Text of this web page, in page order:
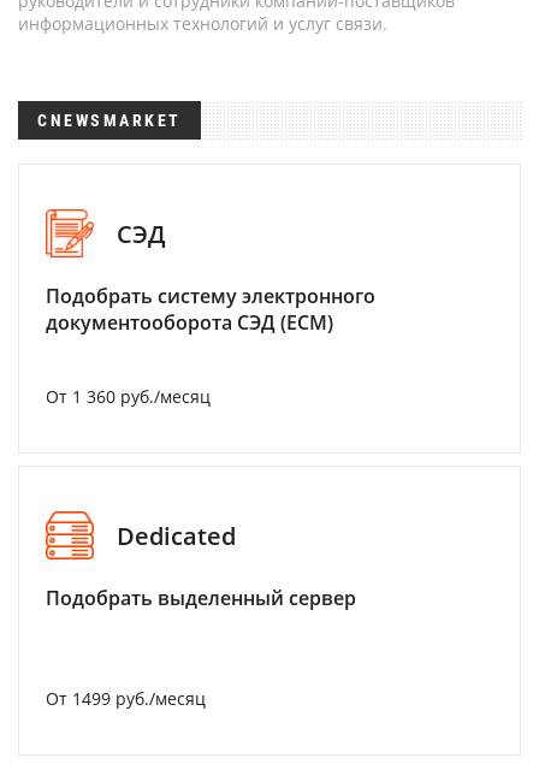
информационных технологий и услуг связи.
CNEWSMARKET
СЭД
Подобрать систему электронного
документооборота СЭД (ECM)
От 1 360 руб./месяц
Dedicated
Подобрать выделенный сервер
От 1499 руб./месяц